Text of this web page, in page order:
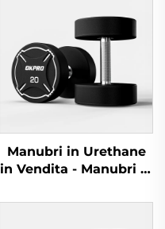
Manubri in Urethane
in Vendita - Manubri di
Commerciale